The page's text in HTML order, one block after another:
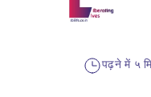
पढ़ने में ५